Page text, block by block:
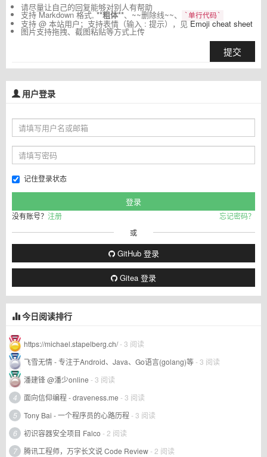
请尽量让自己的回复能够对别人有帮助
支持 Markdown 格式,**粗体**、~~删除线~~、 `单行代码`
支持 @ 本站用户；支持表情（输入 : 提示），见 Emoji cheat sheet
图片支持拖拽、截图粘贴等方式上传
提交
用户登录
记住登录状态
没有账号？ 注册
忘记密码？
或
GitHub 登录
Gitea 登录
今日阅读排行
https://michael.stapelberg.ch/- 3 阅读
飞雪无情 - 专注于Android、Java、Go语言(golang)等- 3 阅读
潘建锋 @潘少online - 3 阅读
4
面向信仰编程 - draveness.me - 3 阅读
5
Tony Bai - 一个程序员的心路历程- 3 阅读
6
初识容器安全项目 Falco - 2 阅读
7
腾讯工程师，万字长文说 Code Review- 2 阅读